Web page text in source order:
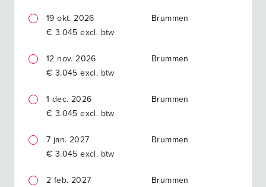
19 okt. 2026
Brummen
€ 3.045 excl. btw
12 nov. 2026
Brummen
€ 3.045 excl. btw
1 dec. 2026
Brummen
€ 3.045 excl. btw
7 jan. 2027
Brummen
€ 3.045 excl. btw
2 feb. 2027
Brummen